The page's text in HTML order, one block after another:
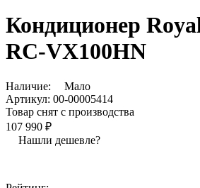
Кондиционер
RC-VX100HN
Наличие:
Мало
Артикул: 00-00005414
Товар снят с производства
107 990 ₽
Нашли дешевле?